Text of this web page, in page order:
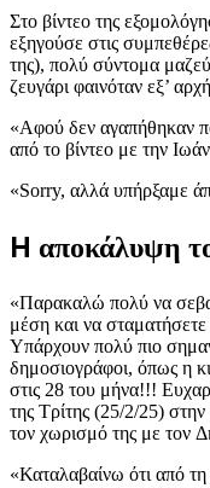
Στο βίντεο της
εξηγούσε στις
της), πολύ σύντομα
ζευγάρι φαινόταν εξ’
«Αφού δεν αγαπήθηκαν
από το βίντεο με την
«Sorry, αλλά υπήρξαμε
H αποκάλυψη
«Παρακαλώ πολύ να
μέση και να
Υπάρχουν πολύ πιο
δημοσιογράφοι, όπως η
στις 28 του μήνα!!!
της Τρίτης (25/2/25)
τον χωρισμό της με τον
«Καταλαβαίνω ότι από